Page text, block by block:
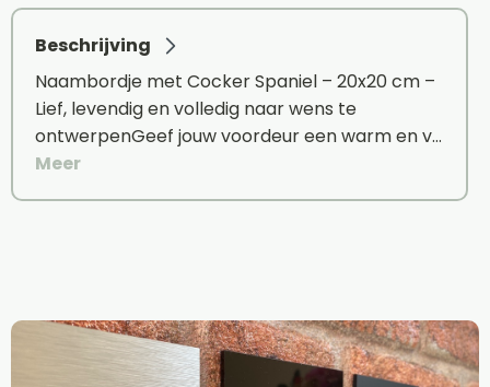
Beschrijving
Naambordje met Cocker Spaniel – 20x20 cm –
Lief, levendig en volledig naar wens te
ontwerpenGeef jouw voordeur een warm en v…
Meer